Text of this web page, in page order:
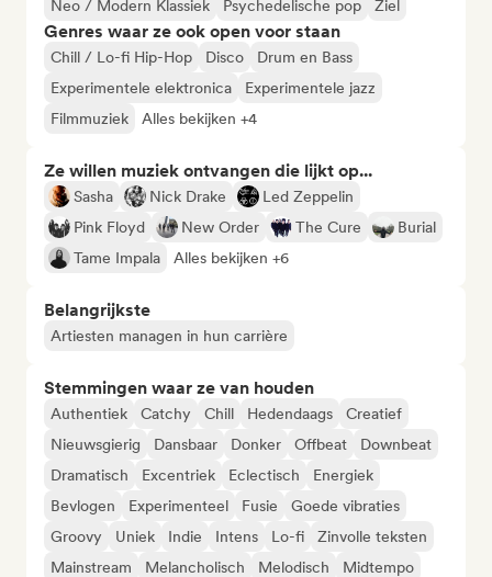
Neo / Modern Klassiek
Psychedelische pop Ziel
Genres waar ze ook open voor staan
Chill / Lo-fi Hip-Hop Disco
Drum en Bass
Experimentele elektronica
Experimentele jazz
Filmmuziek
Alles bekijken +4
Ze willen muziek ontvangen die lijkt op...
Sasha Nick Drake
Led Zeppelin
Pink Floyd
New Order The Cure
Burial
Tame Impala
Alles bekijken +6
Belangrijkste
Artiesten managen in hun carrière
Stemmingen waar ze van houden
Authentiek Catchy Chill Hedendaags
Creatief
Nieuwsgierig
Dansbaar Donker Offbeat
Downbeat
Dramatisch
Excentriek Eclectisch
Energiek
Bevlogen
Experimenteel Fusie
Goede vibraties
Groovy
Uniek Indie Intens Lo-fi
Zinvolle teksten
Mainstream
Melancholisch Melodisch
Midtempo